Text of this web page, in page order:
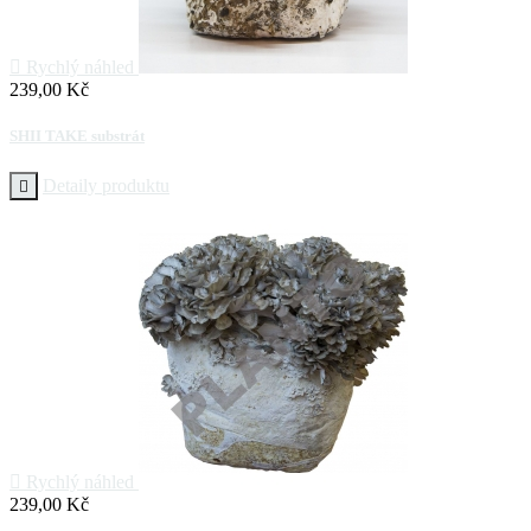
Rychlý náhled
Cena
239,00 Kč
SHII TAKE substrát
 Detaily produktu
Rychlý náhled
Cena
239,00 Kč